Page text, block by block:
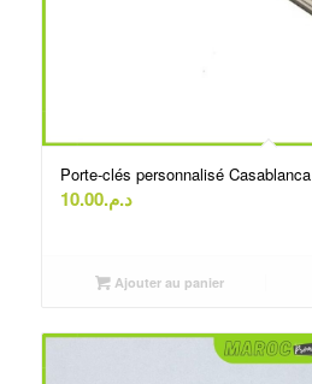
Porte-clés personnalisé Casablanca
د.م.10.00
Ajouter au panier